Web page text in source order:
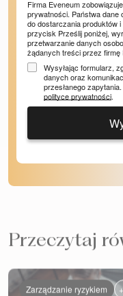
Firma Eveneum
prywatności. Państwa
do dostarczania produktów
przycisk Prześlij poniżej,
przetwarzanie danych
żądanych treści przez firmę
Wysyłając formularz,
danych oraz
przesłanego
polityce prywatności.
Przeczytaj
Zarządzanie ryzykiem